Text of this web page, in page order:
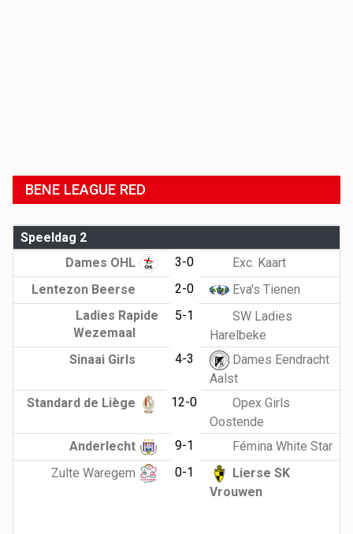
BENE LEAGUE RED
Speeldag 2
Dames OHL
3-0
Exc. Kaart
Lentezon Beerse
2-0
Eva's Tienen
Ladies Rapide
Wezemaal
5-1
SW Ladies
Harelbeke
Sinaai Girls
4-3
Dames Eendracht
Aalst
Standard de Liège
12-0
Opex Girls
Oostende
Anderlecht
9-1
Fémina White Star
Zulte Waregem
0-1
Lierse SK
Vrouwen